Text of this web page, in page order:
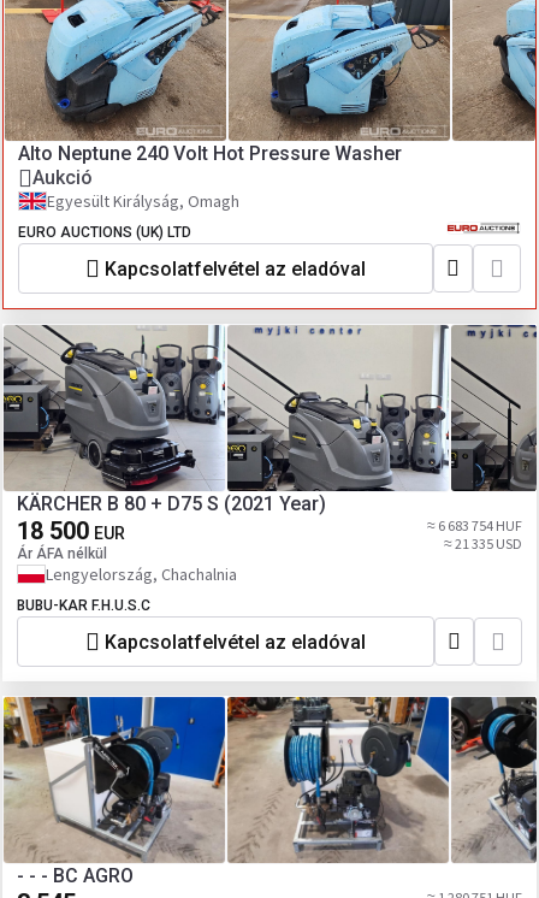
Alto Neptune 240 Volt Hot Pressure Washer
Aukció
Egyesült Királyság, Omagh
EURO AUCTIONS (UK) LTD
Kapcsolatfelvétel az eladóval
KÄRCHER B 80 + D75 S (2021 Year)
18 500 EUR
Ár ÁFA nélkül
≈ 6 683 754 HUF
≈ 21 335 USD
Lengyelország, Chachalnia
BUBU-KAR F.H.U.S.C
Kapcsolatfelvétel az eladóval
- - - BC AGRO